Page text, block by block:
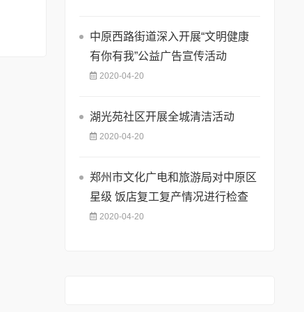
中原西路街道深入开展“文明健康
有你有我”公益广告宣传活动
2020-04-20
湖光苑社区开展全城清洁活动
2020-04-20
郑州市文化广电和旅游局对中原区
星级 饭店复工复产情况进行检查
2020-04-20